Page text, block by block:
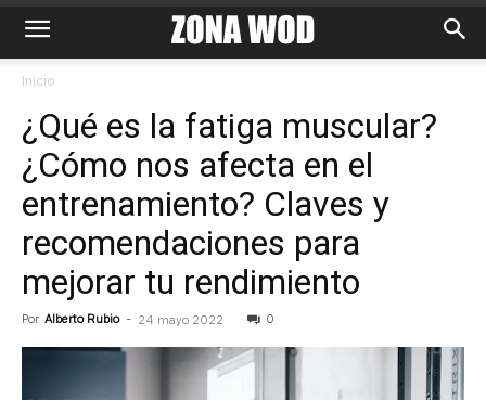
Inicio
¿Qué es la fatiga muscular?
¿Cómo nos afecta en el
entrenamiento? Claves y
recomendaciones para
mejorar tu rendimiento
Por Alberto Rubio - 24 mayo 2022 0